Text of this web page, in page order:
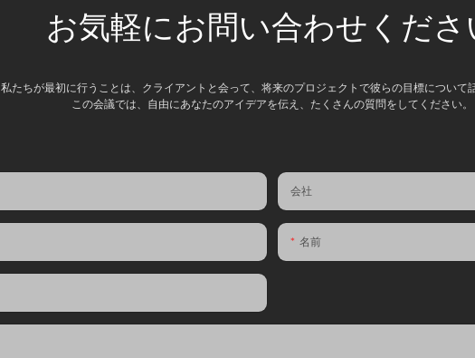
お気軽にお問い合わせくださ
私たちが最初に行うことは、クライアントと会って、将来のプロジェクトで彼らの目標について
この会議では、自由にあなたのアイデアを伝え、たくさんの質問をしてください。
会社
名前